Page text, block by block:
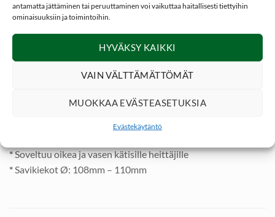
antamatta jättäminen tai peruuttaminen voi vaikuttaa haitallisesti tiettyihin
ominaisuuksiin ja toimintoihin.
HYVÄKSY KAIKKI
VAIN VÄLTTÄMÄTTÖMÄT
MUOKKAA EVÄSTEASETUKSIA
Evästekäytäntö
Caldwell Claysavikiekonheitin on 48cm pitkä ja sillä voi
heittää tarkasti halutulle alueelle. Sen pitkä ja tukeva varren
rakenne tekevät heittämisestä helppoa.
savikiekonheittimellä voidaan heittää
Tukeva ja ruostumaton rakenne
*Soveltuu oikea ja vasen kätisille heittäjille
* Savikiekot Ø: 108mm – 110mm